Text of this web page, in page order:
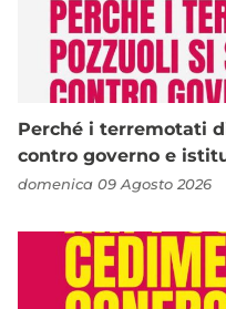
Perché i terremotati
contro governo e
domenica 09 Agosto 2026